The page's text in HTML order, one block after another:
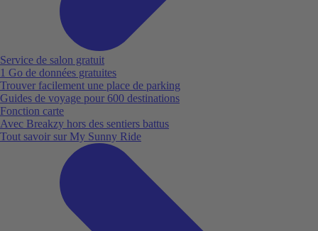
Service de salon gratuit
1 Go de données gratuites
Trouver facilement une place de parking
Guides de voyage pour 600 destinations
Fonction carte
Avec Breakzy hors des sentiers battus
Tout savoir sur My Sunny Ride